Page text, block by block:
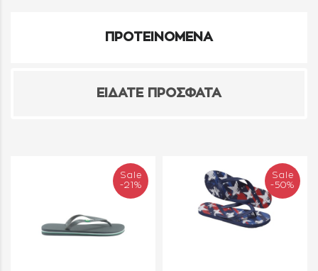
ΠΡΟΤΕΙΝΟΜΕΝΑ
ΕΙΔΑΤΕ ΠΡΟΣΦΑΤΑ
Sale
-21%
Sale
-50%